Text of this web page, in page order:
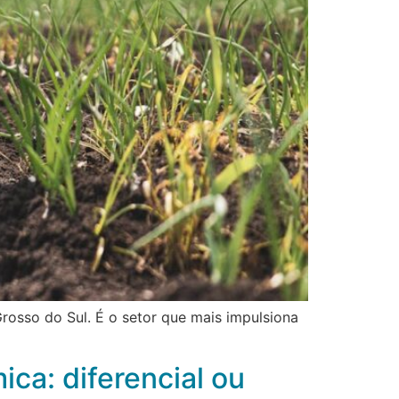
do Sul. É o setor que mais impulsiona
diferencial ou